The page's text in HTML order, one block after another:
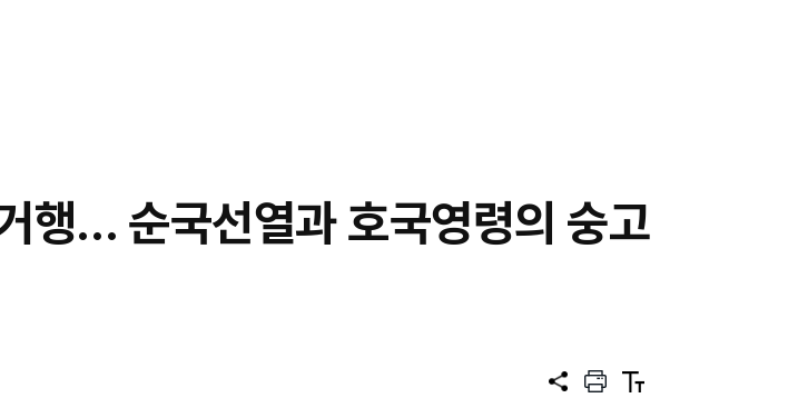
행… 순국선열과 호국영령의 숭고
공
프
텍